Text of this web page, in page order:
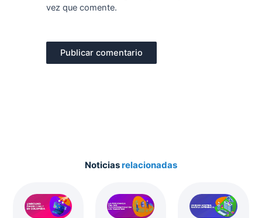
vez que comente.
Noticiasrelacionadas